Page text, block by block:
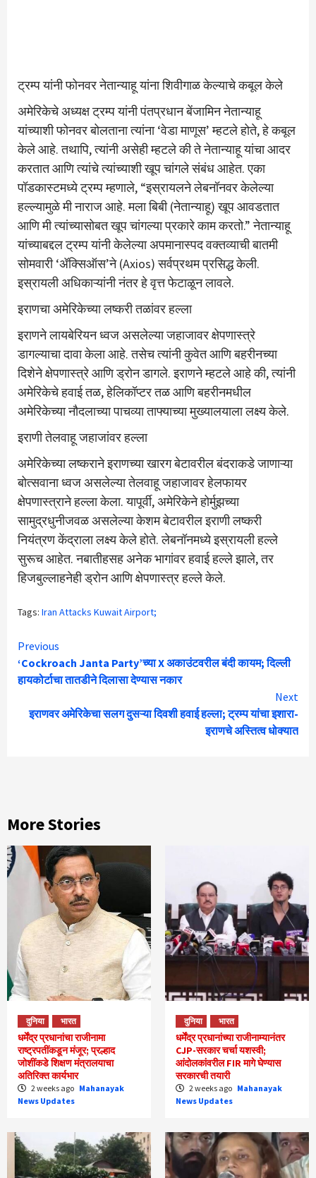
ट्रम्प यांनी फोनवर नेतान्याहू यांना शिवीगाळ केल्याचे कबूल केले
अमेरिकेचे अध्यक्ष ट्रम्प यांनी पंतप्रधान बेंजामिन नेतान्याहू
यांच्याशी फोनवर बोलताना त्यांना ‘वेडा माणूस’ म्हटले होते, हे कबूल
केले आहे. तथापि, त्यांनी असेही म्हटले की ते नेतान्याहू यांचा आदर
करतात आणि त्यांचे त्यांच्याशी खूप चांगले संबंध आहेत. एका
पॉडकास्टमध्ये ट्रम्प म्हणाले, “इस्रायलने लेबनॉनवर केलेल्या
हल्ल्यामुळे मी नाराज आहे. मला बिबी (नेतान्याहू) खूप आवडतात
आणि मी त्यांच्यासोबत खूप चांगल्या प्रकारे काम करतो.” नेतान्याहू
यांच्याबद्दल ट्रम्प यांनी केलेल्या अपमानास्पद वक्तव्याची बातमी
सोमवारी ‘ॲक्सिऑस’ने (Axios) सर्वप्रथम प्रसिद्ध केली.
इस्रायली अधिकाऱ्यांनी नंतर हे वृत्त फेटाळून लावले.
इराणचा अमेरिकेच्या लष्करी तळांवर हल्ला
इराणने लायबेरियन ध्वज असलेल्या जहाजावर क्षेपणास्त्रे
डागल्याचा दावा केला आहे. तसेच त्यांनी कुवेत आणि बहरीनच्या
दिशेने क्षेपणास्त्रे आणि ड्रोन डागले. इराणने म्हटले आहे की, त्यांनी
अमेरिकेचे हवाई तळ, हेलिकॉप्टर तळ आणि बहरीनमधील
अमेरिकेच्या नौदलाच्या पाचव्या ताफ्याच्या मुख्यालयाला लक्ष्य केले.
इराणी तेलवाहू जहाजांवर हल्ला
अमेरिकेच्या लष्कराने इराणच्या खारग बेटावरील बंदराकडे जाणाऱ्या
बोत्सवाना ध्वज असलेल्या तेलवाहू जहाजावर हेलफायर
क्षेपणास्त्राने हल्ला केला. यापूर्वी, अमेरिकेने होर्मुझच्या
सामुद्रधुनीजवळ असलेल्या केशम बेटावरील इराणी लष्करी
नियंत्रण केंद्राला लक्ष्य केले होते. लेबनॉनमध्ये इस्रायली हल्ले
सुरूच आहेत. नबातीहसह अनेक भागांवर हवाई हल्ले झाले, तर
हिजबुल्लाहनेही ड्रोन आणि क्षेपणास्त्र हल्ले केले.
Tags: Iran Attacks Kuwait Airport;
Continue
Reading
Previous
‘Cockroach Janta Party’च्या X अकाउंटवरील बंदी कायम; दिल्ली
हायकोर्टाचा तातडीने दिलासा देण्यास नकार
Next
इराणवर अमेरिकेचा सलग दुसऱ्या दिवशी हवाई हल्ला; ट्रम्प यांचा इशारा-
इराणचे अस्तित्व धोक्यात
More Stories
दुनिया भारत
धर्मेंद्र प्रधानांचा राजीनामा
राष्ट्रपतींकडून मंजूर; प्रल्हाद
जोशींकडे शिक्षण मंत्रालयाचा
अतिरिक्त कार्यभार
2 weeks ago Mahanayak
News Updates
दुनिया भारत
धर्मेंद्र प्रधानांच्या राजीनाम्यानंतर
CJP-सरकार चर्चा यशस्वी;
आंदोलकांवरील FIR मागे घेण्यास
सरकारची तयारी
2 weeks ago Mahanayak
News Updates